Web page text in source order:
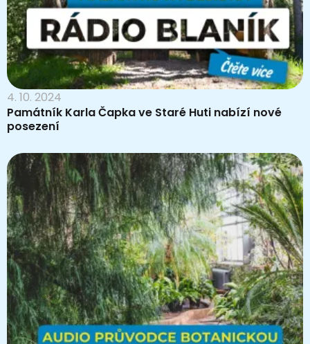
4. 10. 2024
Památník Karla Čapka ve Staré Huti nabízí nové
posezení